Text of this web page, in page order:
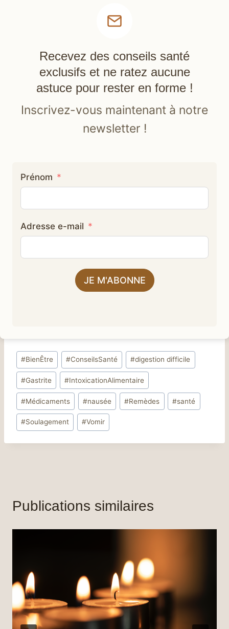
Recevez des conseils santé
exclusifs et ne ratez aucune
astuce pour rester en forme !
Inscrivez-vous maintenant à notre
newsletter !
Prénom
Adresse e-mail
JE M'ABONNE
Étiquettes
de
la
publication :
#BienÊtre #ConseilsSanté #digestion difficile
#Gastrite #IntoxicationAlimentaire
#Médicaments #nausée #Remèdes #santé
#Soulagement #Vomir
Publications similaires